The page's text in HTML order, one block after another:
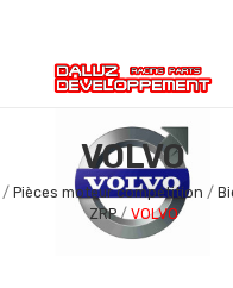
VOLVO
Pièces moteur compétition
ZRP
VOLVO